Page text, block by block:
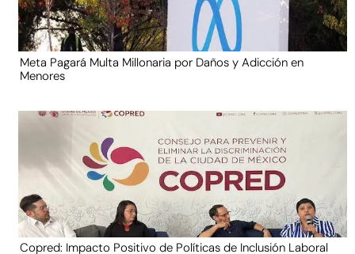
Meta Pagará Multa Millonaria por Daños y Adicción en
Menores
Copred: Impacto Positivo de Políticas de Inclusión Laboral